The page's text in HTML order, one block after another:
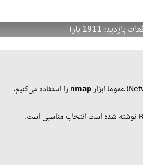
nmapرا استفاده می‌کنیم.